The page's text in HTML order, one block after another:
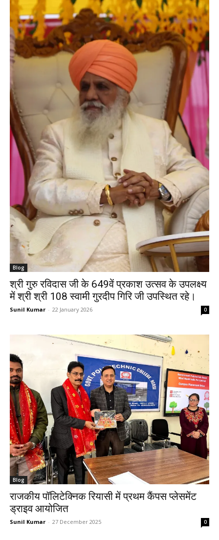
Blog
श्री गुरु रविदास जी के 649वें प्रकाश उत्सव के उपलक्ष्य
में श्री श्री 108 स्वामी गुरदीप गिरि जी उपस्थित रहे।
Sunil Kumar - 22 January 2026 0
Blog
राजकीय पॉलिटेक्निक रियासी में प्रथम कैंपस प्लेसमेंट
ड्राइव आयोजित
Sunil Kumar - 27 December 2025 0